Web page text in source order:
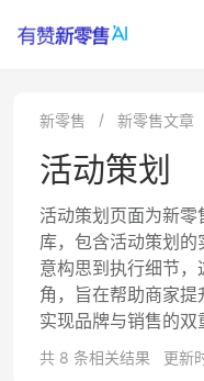
新零售 新零售文章
活动策划
活动策划页面为新
库，包含活动策划的
意构思到执行细节
角，旨在帮助商家提
实现品牌与销售的双
共 8 条相关结果 更新